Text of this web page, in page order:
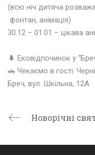
(всю ніч дитяча
фонтан, анімація)
30.12 – 01.01 – цікава
🌲 Ековідпочинок у
🚗 Чекаємо в гості:
Бреч, вул. Шкільна, 12А